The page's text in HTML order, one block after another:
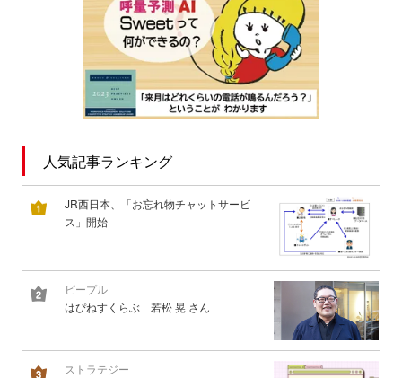
人気記事ランキング
JR西日本、「お忘れ物チャットサービ
ス」開始
ピープル
はぴねすくらぶ 若松 晃 さん
ストラテジー